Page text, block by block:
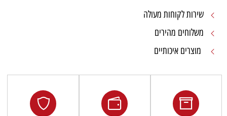
שירות לקוחות מעולה
משלוחים מהירים
מוצרים איכותיים